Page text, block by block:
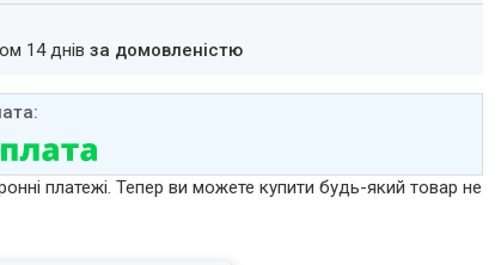
14 днівза домовленістю
платежі. Тепер ви можете купити будь-який товар не